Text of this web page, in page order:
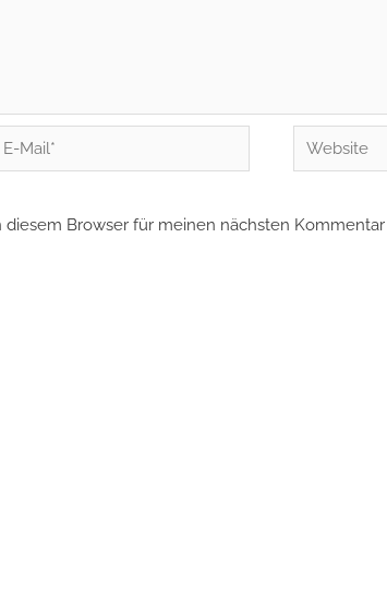
Website
diesem Browser für meinen nächsten